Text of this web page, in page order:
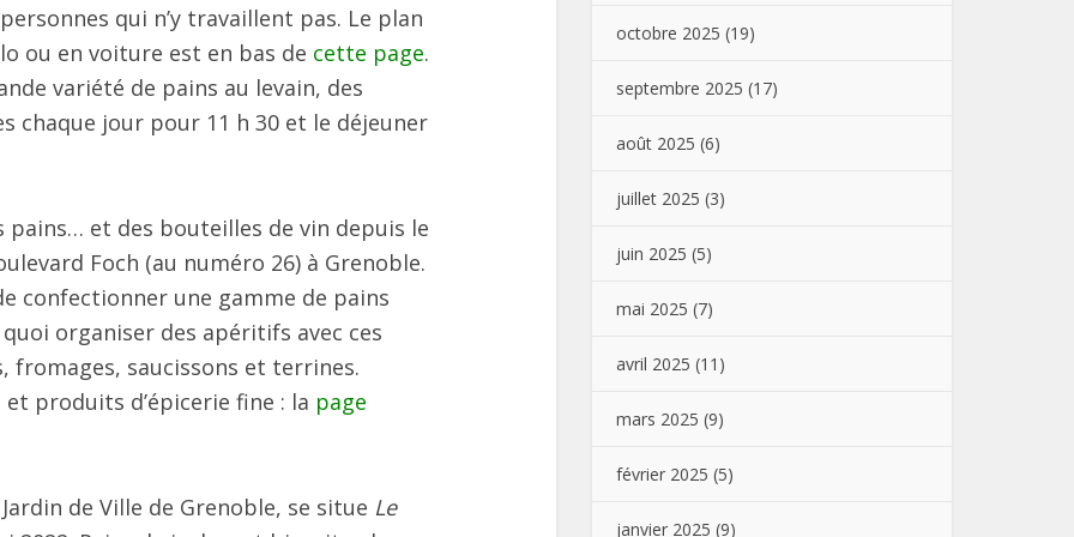
qui n’y travaillent pas. Le plan
ou en voiture est en bas de cette page.
variété de pains au levain, des
chaque jour pour 11 h 30 et le déjeuner
et des bouteilles de vin depuis le
Foch (au numéro 26) à Grenoble.
confectionner une gamme de pains
organiser des apéritifs avec ces
fromages, saucissons et terrines.
produits d’épicerie fine : la page
de Ville de Grenoble, se situe Le
octobre 2025 (19)
septembre 2025 (17)
août 2025 (6)
juillet 2025 (3)
juin 2025 (5)
mai 2025 (7)
avril 2025 (11)
mars 2025 (9)
février 2025 (5)
janvier 2025 (9)